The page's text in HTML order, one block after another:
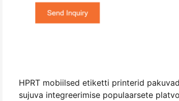
HPRT mobiilsed etiketti printerid
sujuva integreerimise populaarsete